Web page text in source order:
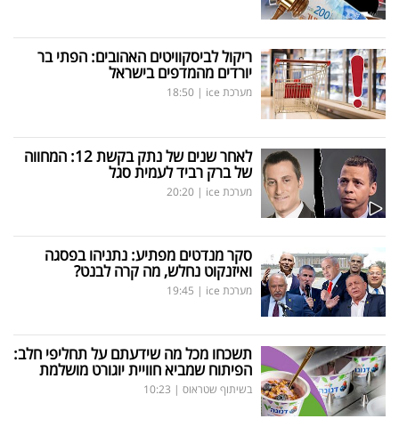
ריקול לביסקוויטים האהובים: הפתי בר
יורדים מהמדפים בישראל
מערכת ice |
18:50
לאחר שנים של נתק בקשת 12: המחווה
של ברק רביד לעמית סגל
מערכת ice |
20:20
סקר מנדטים מפתיע: נתניהו בפסגה
ואיזנקוט נחלש, מה קרה לבנט?
מערכת ice |
19:45
תשכחו מכל מה שידעתם על תחליפי חלב:
הפיתוח שמביא חוויית יוגורט מושלמת
בשיתוף שטראוס |
10:23